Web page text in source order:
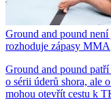
Ground and pound není
rozhoduje zápasy MMA
Ground and pound
o sérii úderů shora, ale
mohou otevřít cestu k